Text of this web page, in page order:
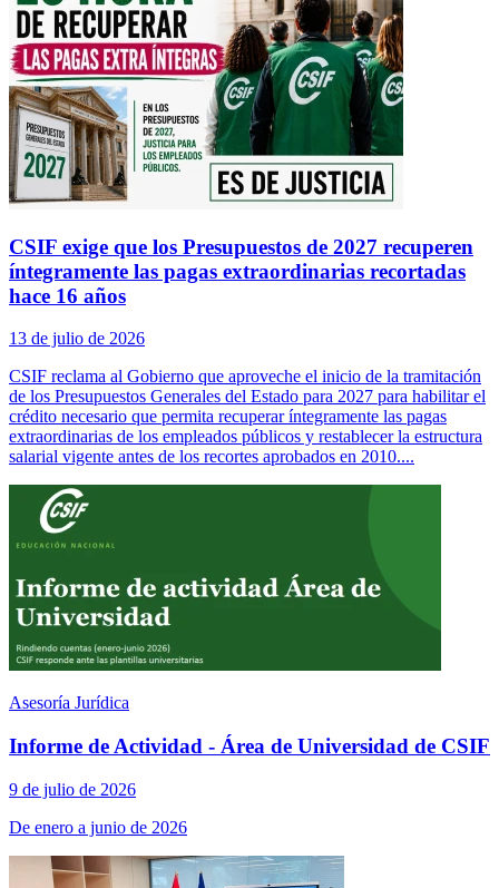
CSIF exige que los Presupuestos de 2027 recuperen
íntegramente las pagas extraordinarias recortadas
hace 16 años
13 de julio de 2026
CSIF reclama al Gobierno que aproveche el inicio de la tramitación
de los Presupuestos Generales del Estado para 2027 para habilitar el
crédito necesario que permita recuperar íntegramente las pagas
extraordinarias de los empleados públicos y restablecer la estructura
salarial vigente antes de los recortes aprobados en 2010....
Asesoría Jurídica
Informe de Actividad - Área de Universidad de CSIF
9 de julio de 2026
De enero a junio de 2026